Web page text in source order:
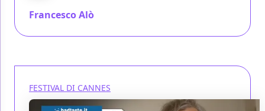
Francesco Alò
FESTIVAL DI CANNES